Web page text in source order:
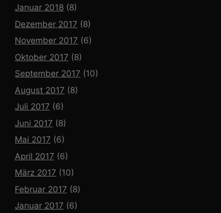
Januar 2018 (8)
Dezember 2017 (8)
November 2017 (6)
Oktober 2017 (8)
September 2017 (10)
August 2017 (8)
Juli 2017 (6)
Juni 2017 (8)
Mai 2017 (6)
April 2017 (6)
März 2017 (10)
Februar 2017 (8)
Januar 2017 (6)